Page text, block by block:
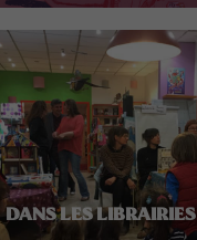
DANS LES LIBRAIRIES